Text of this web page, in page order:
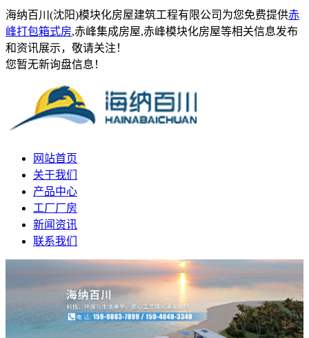
海纳百川(沈阳)模块化房屋建筑工程有限公司为您免费提供赤
峰打包箱式房,赤峰集成房屋,赤峰模块化房屋等相关信息发布
和资讯展示，敬请关注！
您暂无新询盘信息！
网站首页
关于我们
产品中心
工厂厂房
新闻资讯
联系我们